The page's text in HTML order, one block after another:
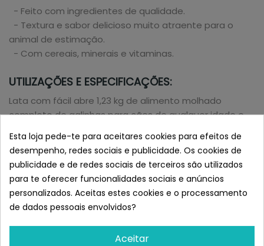
- Feito com ingredientes de qualidade.
- Textura e sabor delicioso muito atraente para o
animal de estimação.
- Com cereais, minerais e vitaminas.
UTILIZAÇÕES E ESPECIFICAÇÕES:
Lata com fácil abre 1,23 kg de alimento molhado
completo de galinhas para cães de qualquer idade e
INGREDIENTES:
Carne e subprodutos de carne (frango 10%), Cereais,
Minerais, Vitaminas. Proteína 8%, Teor de gordura 6%,
Fibras brutas 1,21%, Umidade 80%, Cinzas 3%.
Semelhante a Bocaditos en Salsa
Dog Pollo 1,23 kg
Esta loja pede-te para aceitares cookies para efeitos de
desempenho, redes sociais e publicidade. Os cookies de
publicidade e de redes sociais de terceiros são utilizados
para te oferecer funcionalidades sociais e anúncios
personalizados. Aceitas estes cookies e o processamento
de dados pessoais envolvidos?
Aceitar